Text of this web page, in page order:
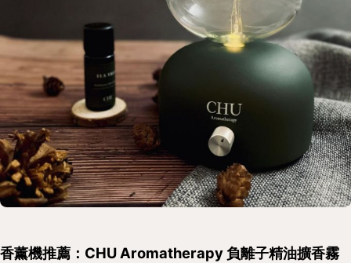
香薰機推薦：CHU Aromatherapy 負離子精油擴香霧